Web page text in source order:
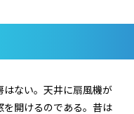
はない。天井に扇風機が
を開けるのである。昔は